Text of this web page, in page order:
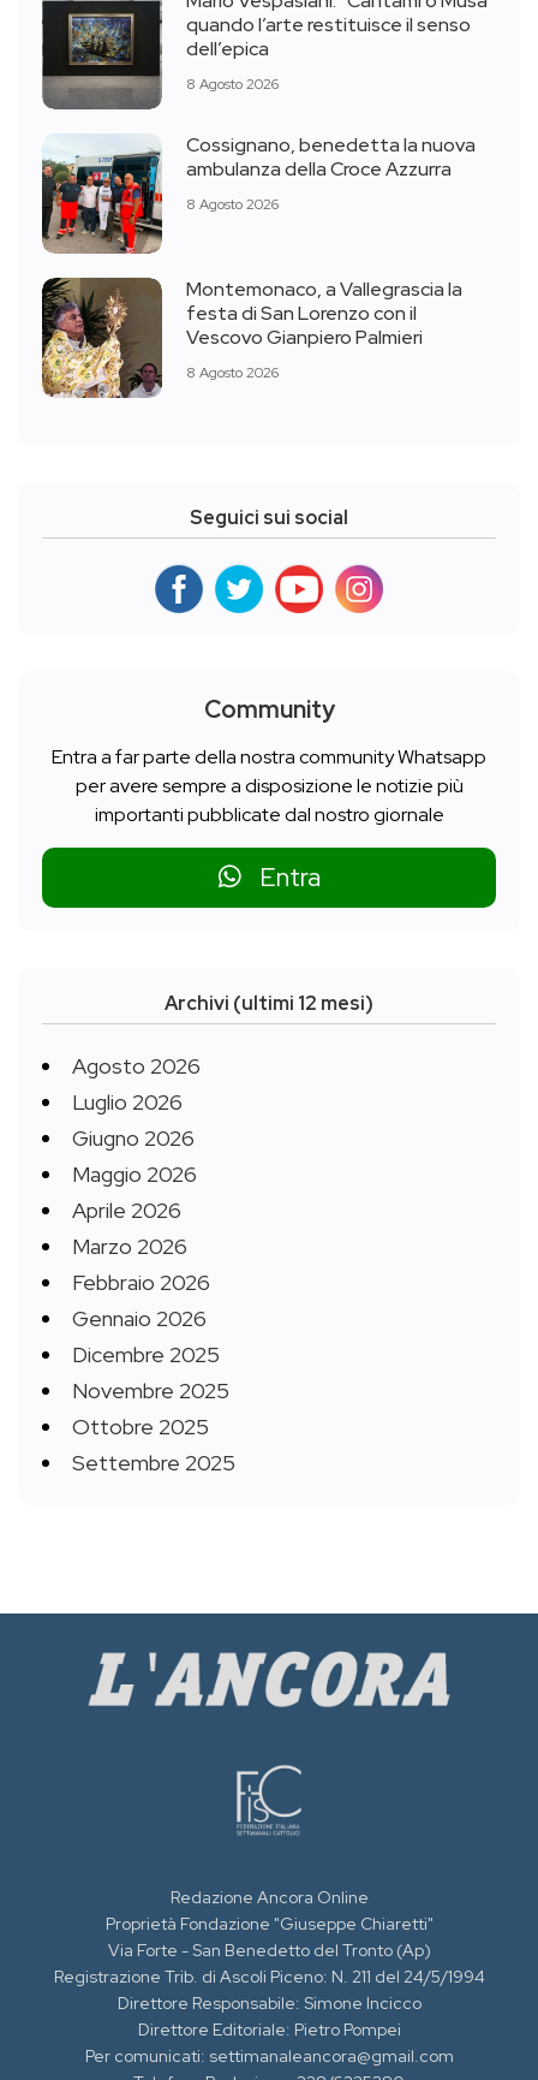
quando l’arte restituisce il senso
dell’epica
8 Agosto 2026
Cossignano, benedetta la nuova
ambulanza della Croce Azzurra
8 Agosto 2026
Montemonaco, a Vallegrascia la
festa di San Lorenzo con il
Vescovo Gianpiero Palmieri
8 Agosto 2026
Seguici sui social
Community
Entra a far parte della nostra community Whatsapp
per avere sempre a disposizione le notizie più
importanti pubblicate dal nostro giornale
Entra
Archivi (ultimi 12 mesi)
Agosto 2026
Luglio 2026
Giugno 2026
Maggio 2026
Aprile 2026
Marzo 2026
Febbraio 2026
Gennaio 2026
Dicembre 2025
Novembre 2025
Ottobre 2025
Settembre 2025
Redazione Ancora Online
Proprietà Fondazione "Giuseppe Chiaretti"
Via Forte - San Benedetto del Tronto (Ap)
Registrazione Trib. di Ascoli Piceno: N. 211 del 24/5/1994
Direttore Responsabile: Simone Incicco
Direttore Editoriale: Pietro Pompei
Per comunicati: settimanaleancora@gmail.com